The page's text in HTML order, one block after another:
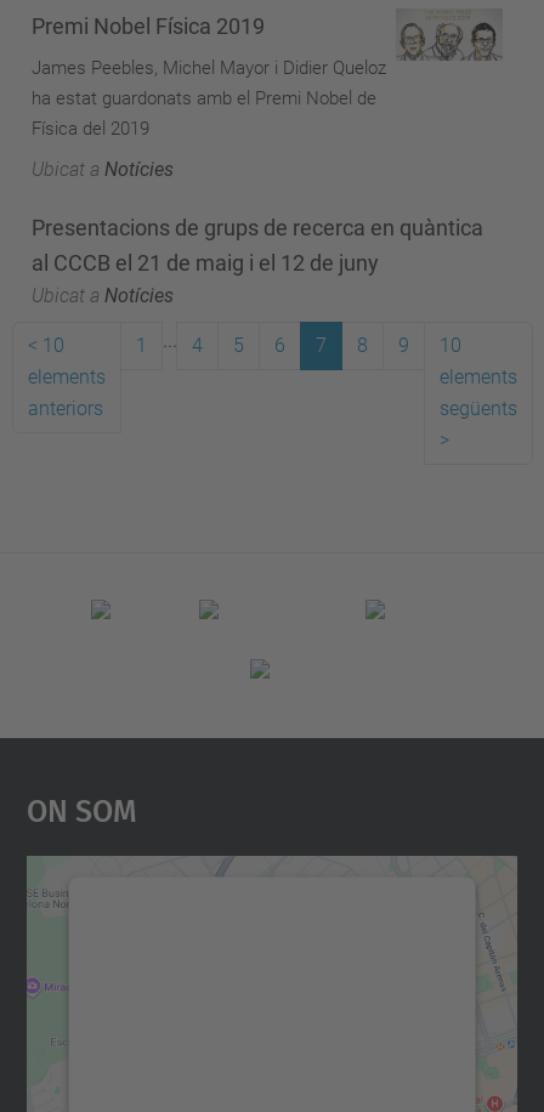
Premi Nobel Física 2019
James Peebles, Michel Mayor i Didier Queloz
ha estat guardonats amb el Premi Nobel de
Física del 2019
Ubicat a Notícies
Presentacions de grups de recerca en quàntica
al CCCB el 21 de maig i el 12 de juny
Ubicat a Notícies
< 10
elements
anteriors
1 4 5 6 7 8 9
10
elements
següents
>
On Som